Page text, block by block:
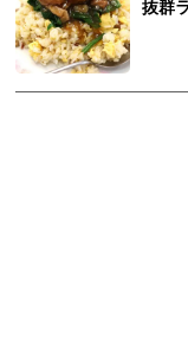
抜群